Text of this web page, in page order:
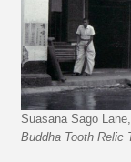
Suasana Sago
Buddha Tooth Relic